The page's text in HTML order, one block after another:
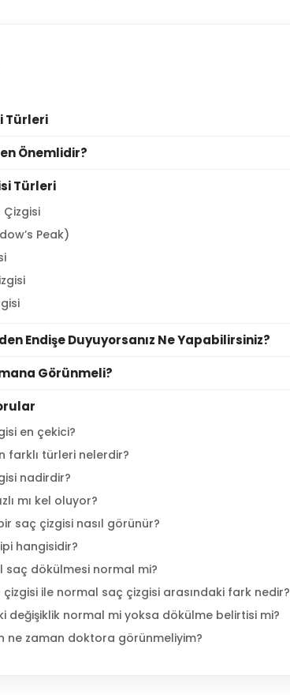
Türleri
Önemlidir?
Türleri
Çizgisi
Peak)
Endişe Duyuyorsanız Ne Yapabilirsiniz?
Görünmeli?
en çekici?
farklı türleri nelerdir?
nadirdir?
mı kel oluyor?
saç çizgisi nasıl görünür?
hangisidir?
saç dökülmesi normal mi?
ile normal saç çizgisi arasındaki fark nedir?
değişiklik normal mi yoksa dökülme belirtisi mi?
ne zaman doktora görünmeliyim?